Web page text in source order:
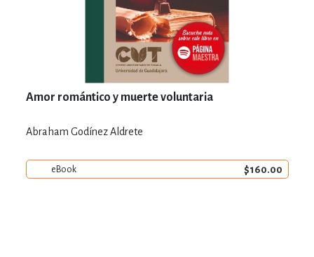
Amor romántico y muerte voluntaria
Abraham Godínez Aldrete
eBook $160.00